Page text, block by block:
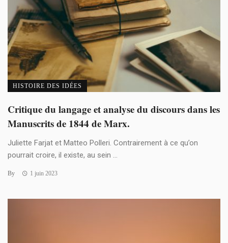
HISTOIRE DES IDÉES
Critique du langage et analyse du discours dans les
Manuscrits de 1844 de Marx.
Juliette Farjat et Matteo Polleri. Contrairement à ce qu’on
pourrait croire, il existe, au sein ...
By 1 juin 2023